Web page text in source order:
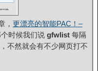
， 更漂亮的智能PAC！–
时候我们说 gfwlist 每隔
不然就会有不少网页打不